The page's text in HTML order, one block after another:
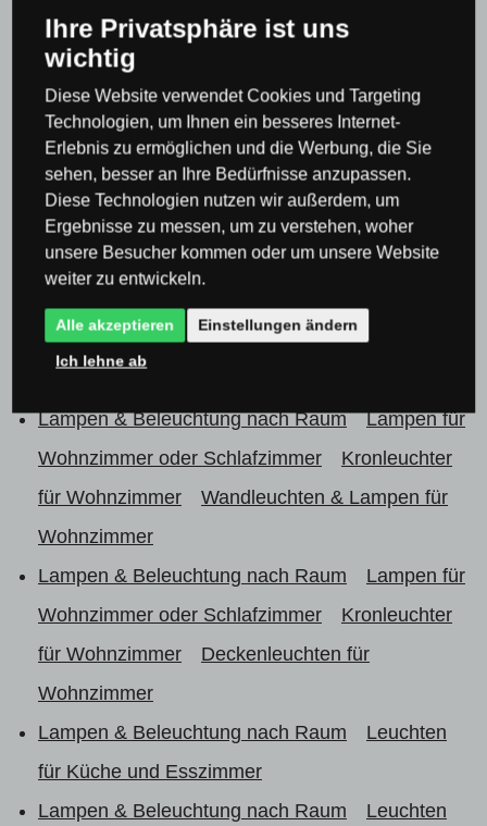
Lampen & Beleuchtung nach Raum
Wohnzimmer oder Schlafzimmer
Lampen & Beleuchtung nach Raum
Lampen für
Wohnzimmer oder Schlafzimmer
Kronleuchter
für Schlafzimmer
Wandleuchten & Lampen für
Schlafzimmer
Lampen & Beleuchtung nach Raum
Lampen für
für Schlafzimmer
Deckenleuchten &
Lampen & Beleuchtung nach Raum
Lampen für
Wohnzimmer oder Schlafzimmer
Kronleuchter
für Wohnzimmer
Wandleuchten & Lampen für
Wohnzimmer
Lampen & Beleuchtung nach Raum
Lampen für
Wohnzimmer oder Schlafzimmer
Kronleuchter
für Wohnzimmer
Deckenleuchten für
Wohnzimmer
Lampen & Beleuchtung nach Raum
Leuchten
für Küche und Esszimmer
Lampen & Beleuchtung nach Raum
Leuchten
Ihre Privatsphäre ist uns
wichtig
Diese Website verwendet Cookies und Targeting
Technologien, um Ihnen ein besseres Internet-
Erlebnis zu ermöglichen und die Werbung, die Sie
sehen, besser an Ihre Bedürfnisse anzupassen.
Diese Technologien nutzen wir außerdem, um
Ergebnisse zu messen, um zu verstehen, woher
unsere Besucher kommen oder um unsere Website
weiter zu entwickeln.
Alle akzeptieren Einstellungen ändern
Ich lehne ab